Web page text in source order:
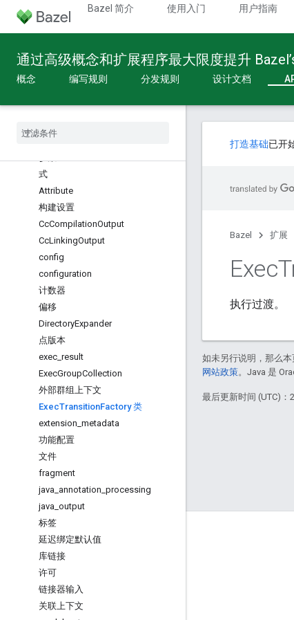
Bazel 简介 使用入门 用户指南
通过高级概念和扩展程序最大限度提升
概念 编写规则 分发规则 设计文档
配置 Fragment
提供方
概览
apple_bitcode_mode
apple
式
Attribute
构建设置
CcCompilationOutput
CcLinkingOutput
config
configuration
计数器
偏移
DirectoryExpander
点版本
exec result
ExecGroupCollection
外部群组上下文
ExecTransitionFactory 类
extension metadata
功能配置
文件
fragment
java annotation processing
java output
标签
延迟绑定默认值
库链接
许可
链接器输入
关联上下文
打造基础已开
Bazel 扩展
Exec
执行过渡。
如未另行说明，那么
网站政策。Java 是
最后更新时间 (UTC)：
掌握动态
GitHub